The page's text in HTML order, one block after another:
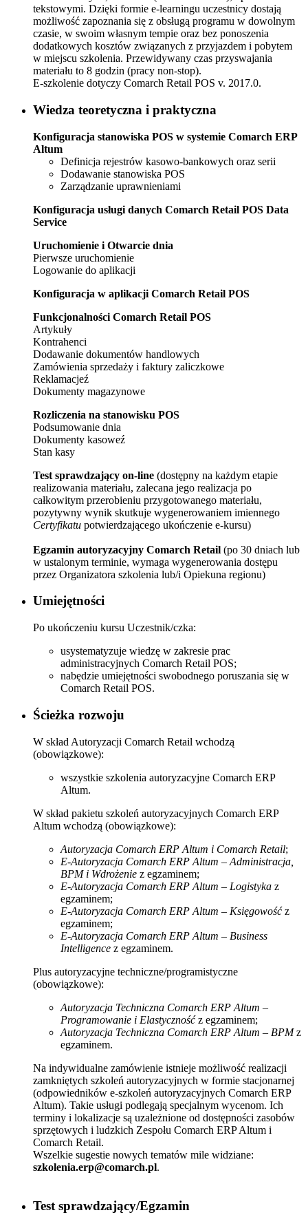
tekstowymi. Dzięki formie e-learningu uczestnicy dostają
możliwość zapoznania się z obsługą programu w dowolnym
czasie, w swoim własnym tempie oraz bez ponoszenia
dodatkowych kosztów związanych z przyjazdem i pobytem
w miejscu szkolenia. Przewidywany czas przyswajania
materiału to 8 godzin (pracy non-stop).
E-szkolenie dotyczy Comarch Retail POS v. 2017.0.
Wiedza teoretyczna i praktyczna
Konfiguracja stanowiska POS w systemie Comarch ERP
Altum
Definicja rejestrów kasowo-bankowych oraz serii
Dodawanie stanowiska POS
Zarządzanie uprawnieniami
Konfiguracja usługi danych Comarch Retail POS Data
Service
Uruchomienie i Otwarcie dnia
Pierwsze uruchomienie
Logowanie do aplikacji
Konfiguracja w aplikacji Comarch Retail POS
Funkcjonalności Comarch Retail POS
Artykuły
Kontrahenci
Dodawanie dokumentów handlowych
Zamówienia sprzedaży i faktury zaliczkowe
Reklamacjeź
Dokumenty magazynowe
Rozliczenia na stanowisku POS
Podsumowanie dnia
Dokumenty kasoweź
Stan kasy
Test sprawdzający on-line (dostępny na każdym etapie
realizowania materiału, zalecana jego realizacja po
całkowitym przerobieniu przygotowanego materiału,
pozytywny wynik skutkuje wygenerowaniem imiennego
Certyfikatu potwierdzającego ukończenie e-kursu)
Egzamin autoryzacyjny Comarch Retail (po 30 dniach lub
w ustalonym terminie, wymaga wygenerowania dostępu
przez Organizatora szkolenia lub/i Opiekuna regionu)
Umiejętności
Po ukończeniu kursu Uczestnik/czka:
usystematyzuje wiedzę w zakresie prac
administracyjnych Comarch Retail POS;
nabędzie umiejętności swobodnego poruszania się w
Comarch Retail POS.
Ścieżka rozwoju
W skład Autoryzacji Comarch Retail wchodzą
(obowiązkowe):
wszystkie szkolenia autoryzacyjne Comarch ERP
Altum.
W skład pakietu szkoleń autoryzacyjnych Comarch ERP
Altum wchodzą (obowiązkowe):
Autoryzacja Comarch ERP Altum i Comarch Retail;
E-Autoryzacja Comarch ERP Altum – Administracja,
BPM i Wdrożenie z egzaminem;
E-Autoryzacja Comarch ERP Altum – Logistyka z
egzaminem;
E-Autoryzacja Comarch ERP Altum – Księgowośćz
egzaminem;
E-Autoryzacja Comarch ERP Altum – Business
Intelligence z egzaminem.
Plus autoryzacyjne techniczne/programistyczne
(obowiązkowe):
Autoryzacja Techniczna Comarch ERP Altum –
Programowanie i Elastycznośćz egzaminem;
Autoryzacja Techniczna Comarch ERP Altum – BPMz
egzaminem.
Na indywidualne zamówienie istnieje możliwość realizacji
zamkniętych szkoleń autoryzacyjnych w formie stacjonarnej
(odpowiedników e-szkoleń autoryzacyjnych Comarch ERP
Altum). Takie usługi podlegają specjalnym wycenom. Ich
terminy i lokalizacje są uzależnione od dostępności zasobów
sprzętowych i ludzkich Zespołu Comarch ERP Altum i
Comarch Retail.
Wszelkie sugestie nowych tematów mile widziane:
szkolenia.erp@comarch.pl.
Test sprawdzający/Egzamin